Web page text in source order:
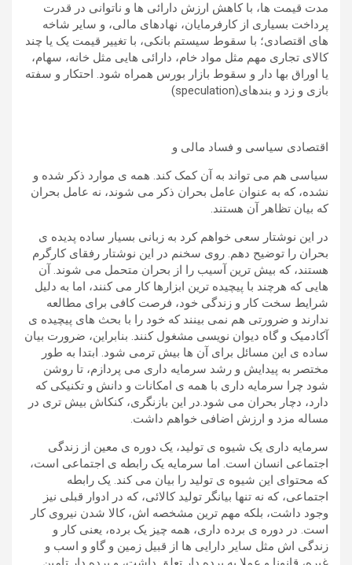
مدت قیمت ها، با کاهش ارزش دارائی ها و ناتوانی در قدرت
پرداخت بسیاری از کارفرمایان، نهادهای مالی، و سایر شاخه
های اقتصادی؛ با سقوط سیستم بانکی، با تغییر قیمت یک یا چند
کالای تجاری مهم مثل مواد خام، دارائی هایی مثل خانه، سهام،
یا اوراق بها دار و سقوط بازار بورس همراه شود. احتکار و سفته
بازی و زد و بندهای(speculation)
اقتصادی سیاسی و فساد مالی و
سیاسی هم می تواند به آن کمک کند. همه ی موارد ذکر شده و
نشده، که به عنوان عامل بحران ذکر می شوند، نه عامل بحران
که بیان تظاهر آن هستند.
در این نوشتار سعی خواهم کرد به زبانی بسیار ساده پدیده ی
بحران را توضیح دهم. روی سخنم در این نوشتار رفقای کارگرم
هستند، که بیش ترین آسیب را از بحران متحمل می شوند. آن
هایی که هرچند با پیچیده ترین ابزارها کار می کنند، اما به دلیل
شرایط سخت کار و زندگی خود، فرصت کافی برای مطالعه
ندارند و ضرورتی هم نمی بینند که خود را با بحث های پیچیده ی
آکادمیک و گاه دیوان نویسی مشغول کنند. بنابراین، ضرورت بیان
ساده ی این مسائل برای آن ها بیش ترمی شود. ابتدا به طور
مختصر به پیدایش و رشد سرمایه داری می پردازم، تا روشن
شود چرا سرمایه داری با همه ی امکانات و دانش و تکنیکی که
دارد، دچار بحران می شود.در این بازنگری، کنکاش بیش تری در
مساله مزد و ارزش اضافی خواهم داشت.
سرمایه داری یک شیوه ی تولید، یک دوره ی معین از زندگی
اجتماعی انسان است. اما سرمایه یک رابطه ی اجتماعی است،
که محتوای این شیوه ی تولید را بیان می کند. یک رابطه
اجتماعی، که نه تنها بیانگر تولید کالائی، که در ادوار قبلی نیز
وجود داشت، بلکه مهم ترین مشخصه اش، کالا شدن نیروی کار
است. در دوره ی برده داری، همه چیز یک برده، یعنی کار و
زندگی اش مثل سایر دارایی ها از قبیل زمین و گاو و اسب و